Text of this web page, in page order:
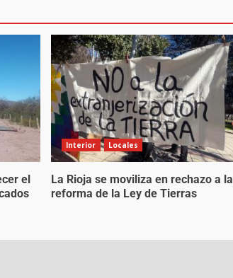
el
Interior Locales
La Rioja se moviliza en rechazo a la
reforma de la Ley de Tierras